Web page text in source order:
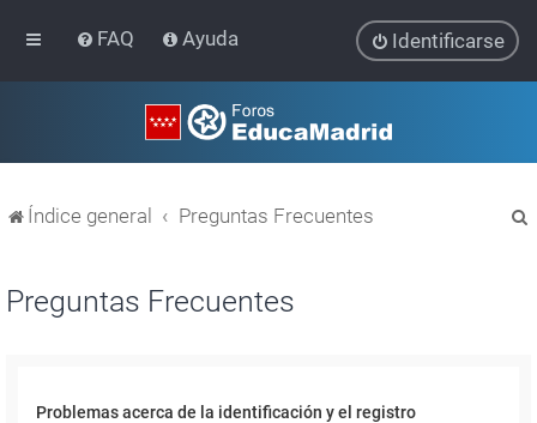
FAQ Ayuda Identificarse
Índice general Preguntas Frecuentes
Preguntas Frecuentes
Problemas acerca de la identificación y el registro